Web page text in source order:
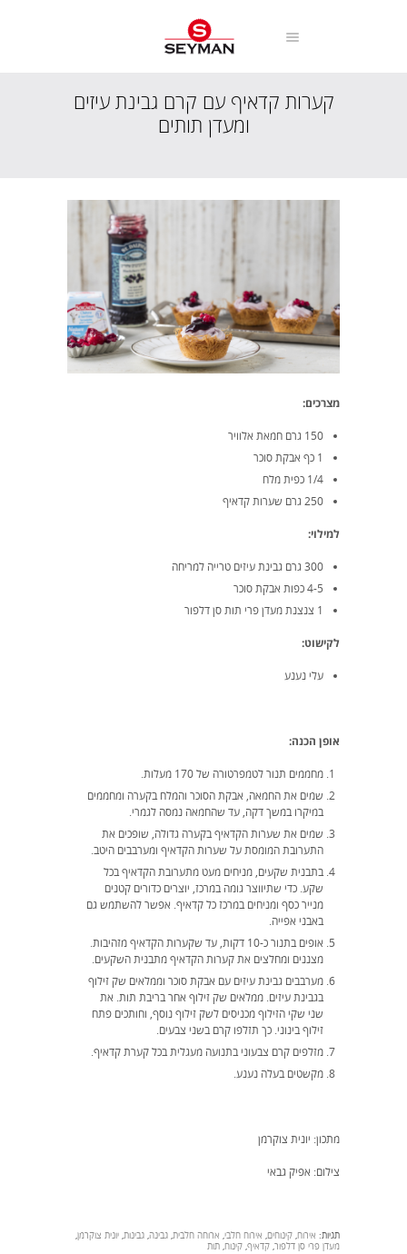
קערות קדאיף עם קרם גבינת עיזים
ומעדן תותים
קערות קדאיף עם קרם גבינת עיזים ומעדן תותים
מצרכים:
150 גרם חמאת אלוויר
1 כף אבקת סוכר
1/4 כפית מלח
250 גרם שערות קדאיף
למילוי:
300 גרם גבינת עיזים טרייה למריחה
4-5 כפות אבקת סוכר
1 צנצנת מעדן פרי תות סן דלפור
לקישוט:
עלי נענע
אופן הכנה:
מחממים תנור לטמפרטורה של 170 מעלות.
שמים את החמאה, אבקת הסוכר והמלח בקערה ומחממים
במיקרו במשך דקה, עד שהחמאה נמסה לגמרי.
שמים את שערות הקדאיף בקערה גדולה, שופכים את
התערובת המומסת על שערות הקדאיף ומערבבים היטב.
בתבנית שקעים, מניחים מעט מתערובת הקדאיף בכל
שקע. כדי שתיווצר גומה במרכז, יוצרים כדורים קטנים
מנייר כסף ומניחים במרכז כל קדאיף. אפשר להשתמש גם
באבני אפייה.
אופים בתנור כ-10 דקות, עד שקערות הקדאיף מזהיבות.
מצננים ומחלצים את קערות הקדאיף מתבנית השקעים.
מערבבים גבינת עיזים עם אבקת סוכר וממלאים שק זילוף
בגבינת עיזים. ממלאים שק זילוף אחר בריבת תות. את
שני שקי הזילוף מכניסים לשק זילוף נוסף, וחותכים פתח
זילוף בינוני. כך תזלפו קרם בשני צבעים.
מזלפים קרם צבעוני בתנועה מעגלית בכל קערת קדאיף.
מקשטים בעלה נענע.
מתכון: יונית צוקרמן
צילום: אפיק גבאי
תגיות: אירוח, קינוחים, אירוח חלבי, ארוחה חלבית, גבינה, גבינות, יונית צוקרמן,
מעדן פרי סן דלפור, קדאיף, קינוח, תות